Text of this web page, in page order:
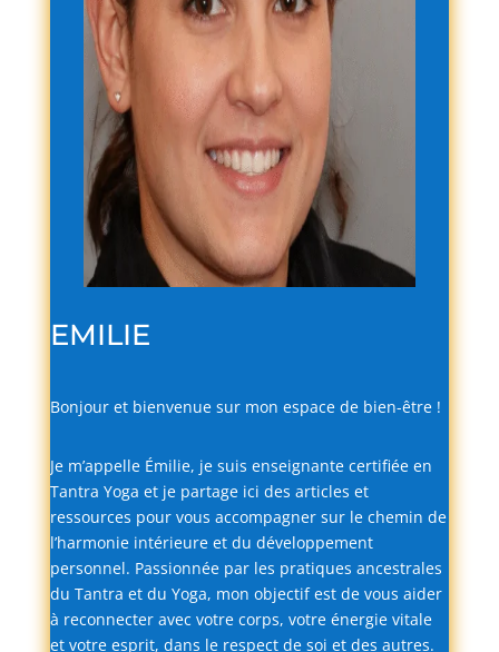
EMILIE
Bonjour et bienvenue sur mon espace de bien-être !
Je m’appelle Émilie, je suis enseignante certifiée en
Tantra Yoga et je partage ici des articles et
ressources pour vous accompagner sur le chemin de
l’harmonie intérieure et du développement
personnel. Passionnée par les pratiques ancestrales
du Tantra et du Yoga, mon objectifest de vous aider
à reconnecter avec votre corps, votre énergie vitale
et votre esprit, dans le respect de soi et des autres.